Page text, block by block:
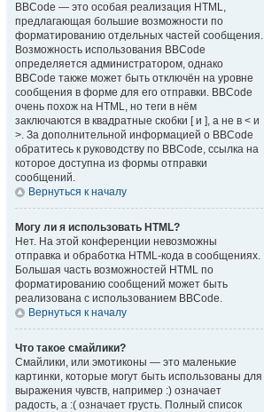
BBCode — это особая реализация HTML,
предлагающая большие возможности по
форматированию отдельных частей сообщения.
Возможность использования BBCode
определяется администратором, однако
BBCode также может быть отключён на уровне
сообщения в форме для его отправки. BBCode
очень похож на HTML, но теги в нём
заключаются в квадратные скобки [ и ], а не в < и
>. За дополнительной информацией о BBCode
обратитесь к руководству по BBCode, ссылка на
которое доступна из формы отправки
сообщений.
Вернуться к началу
Могу ли я использовать HTML?
Нет. На этой конференции невозможны
отправка и обработка HTML-кода в сообщениях.
Большая часть возможностей HTML по
форматированию сообщений может быть
реализована с использованием BBCode.
Вернуться к началу
Что такое смайлики?
Смайлики, или эмотиконы — это маленькие
картинки, которые могут быть использованы для
выражения чувств, например :) означает
радость, а :( означает грусть. Полный список